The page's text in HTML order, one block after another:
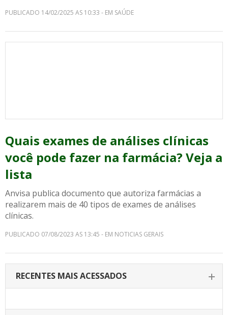
PUBLICADO 14/02/2025 AS 10:33 - EM SAÚDE
Quais exames de análises clínicas
você pode fazer na farmácia? Veja a
lista
Anvisa publica documento que autoriza farmácias a
realizarem mais de 40 tipos de exames de análises
clínicas.
PUBLICADO 07/08/2023 AS 13:45 - EM NOTICIAS GERAIS
RECENTES MAIS ACESSADOS